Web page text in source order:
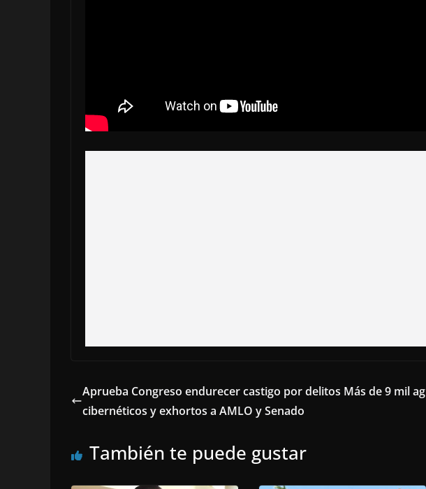
Aprueba Congreso endurecer castigo por delitos
cibernéticos y exhortos a AMLO y Senado
Más de 9 mil
También te puede gustar